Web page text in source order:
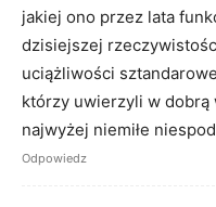
jakiej ono przez lata
dzisiejszej
uciążliwości
którzy uwierzyli w dobrą
najwyżej niemiłe
Odpowiedz